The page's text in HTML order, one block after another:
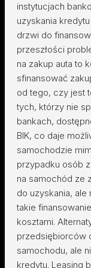
instytucjach
uzyskania
drzwi do
przeszłości
na zakup auta to
sfinansować
od tego, czy jest
tych, którzy nie
bankach,
BIK, co daje
samochodzie
przypadku osób
na samochód ze
do uzyskania, ale
takie
kosztami.
przedsiębiorców
samochodu, ale
kredytu. Leasing